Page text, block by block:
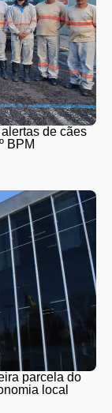
de cães
BPM
parcela do
local